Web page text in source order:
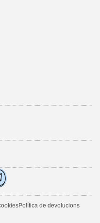
Política de devolucions